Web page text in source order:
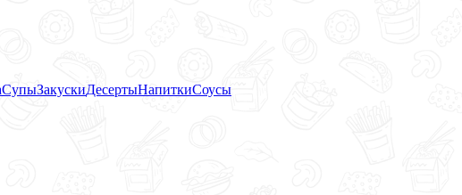
СупыЗакускиДесертыНапиткиСоусы